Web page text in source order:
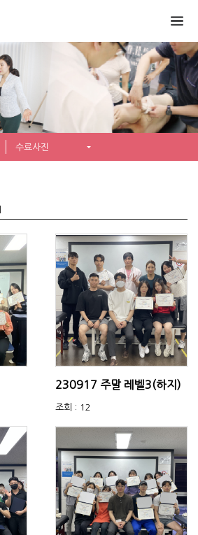
수료사진
230917 주말 레벨3(하지)
조회 : 12